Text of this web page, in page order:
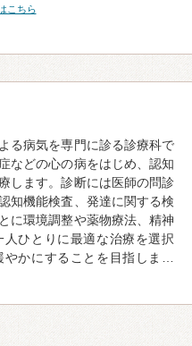
こちら
る病気を専門に診る診療科で
などの心の病をはじめ、認知
します。診断には医師の問診
知機能検査、発達に関する検
に環境調整や薬物療法、精神
ひとりに最適な治療を選択
かにすることを目指しま…